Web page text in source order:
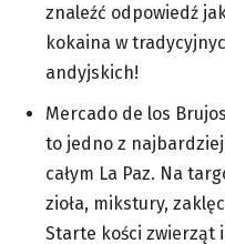
znaleźć odpowiedź
kokaina w
andyjskich!
Mercado de los
to jedno z
całym La Paz. Na
zioła, mikstury,
Starte kości zwierząt